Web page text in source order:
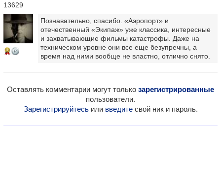
13629
14
Познавательно, спасибо. «Аэропорт» и
отечественный «Экипаж» уже классика, интересные
и захватывающие фильмы катастрофы. Даже на
техническом уровне они все еще безупречны, а
время над ними вообще не властно, отлично снято.
Оставлять комментарии могут только зарегистрированные
пользователи.
Зарегистрируйтесьили введитесвой ник и пароль.